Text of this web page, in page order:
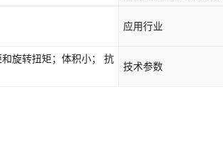
应用行业
旋转扭矩；体积小； 抗
技术参数